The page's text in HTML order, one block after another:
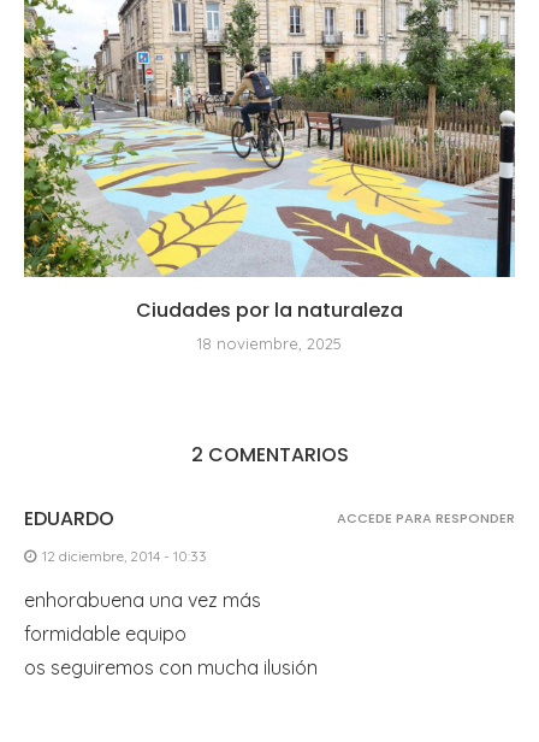
Ciudades por la naturaleza
18 noviembre, 2025
2 COMENTARIOS
EDUARDO
12 diciembre, 2014 - 10:33
enhorabuena una vez más
formidable equipo
os seguiremos con mucha ilusión
ACCEDE PARA RESPONDER